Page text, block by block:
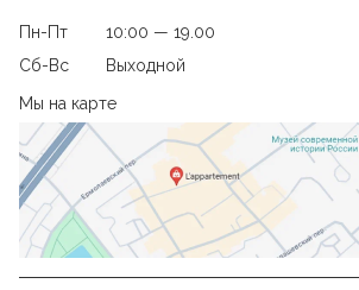
Пн-Пт
10:00 — 19.00
Сб-Вс
Выходной
Мы на карте